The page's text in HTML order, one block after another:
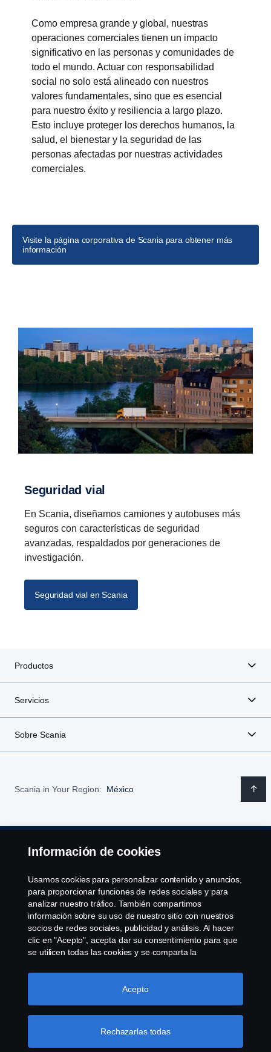
Como empresa grande y global, nuestras
operaciones comerciales tienen un impacto
significativo en las personas y comunidades de
todo el mundo. Actuar con responsabilidad
social no solo está alineado con nuestros
valores fundamentales, sino que es esencial
para nuestro éxito y resiliencia a largo plazo.
Esto incluye proteger los derechos humanos, la
salud, el bienestar y la seguridad de las
personas afectadas por nuestras actividades
comerciales.
Visite la página corporativa de Scania para obtener más
información
Seguridad vial
En Scania, diseñamos camiones y autobuses más
seguros con características de seguridad
avanzadas, respaldados por generaciones de
investigación.
Seguridad vial en Scania
Productos
Servicios
Sobre Scania
Scania in Your Region: México
Código de conducta a proveedores
Aviso legal
Aviso de Privacidad Integral
Declaración de privacidad
Cookies
Denuncia de irregularidades
Información de cookies
Usamos cookies para personalizar contenido y anuncios,
para proporcionar funciones de redes sociales y para
analizar nuestro tráfico. También compartimos
información sobre su uso de nuestro sitio con nuestros
socios de redes sociales, publicidad y análisis. Al hacer
clic en "Acepto", acepta dar su consentimiento para que
se utilicen todas las cookies y se comparta la
haciendo clic en "Configuración de cookies" y
seleccionando las categorías que desea aceptar. Para
Más información
Rechazarlas todas
Acepto